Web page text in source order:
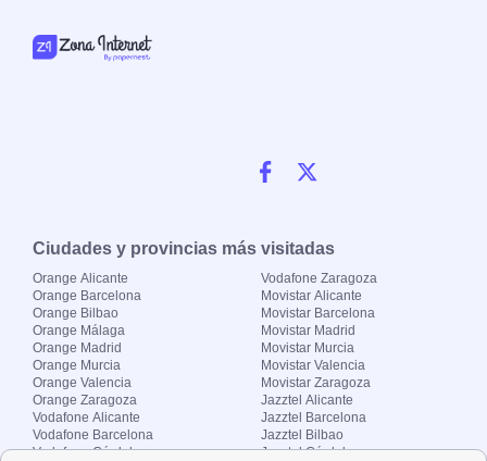
Ciudades y provincias más visitadas
Orange Alicante
Orange Barcelona
Orange Bilbao
Orange Málaga
Orange Madrid
Orange Murcia
Orange Valencia
Orange Zaragoza
Vodafone Alicante
Vodafone Barcelona
Vodafone Córdoba
Vodafone Zaragoza
Movistar Alicante
Movistar Barcelona
Movistar Madrid
Movistar Murcia
Movistar Valencia
Movistar Zaragoza
Jazztel Alicante
Jazztel Barcelona
Jazztel Bilbao
Jazztel Córdoba